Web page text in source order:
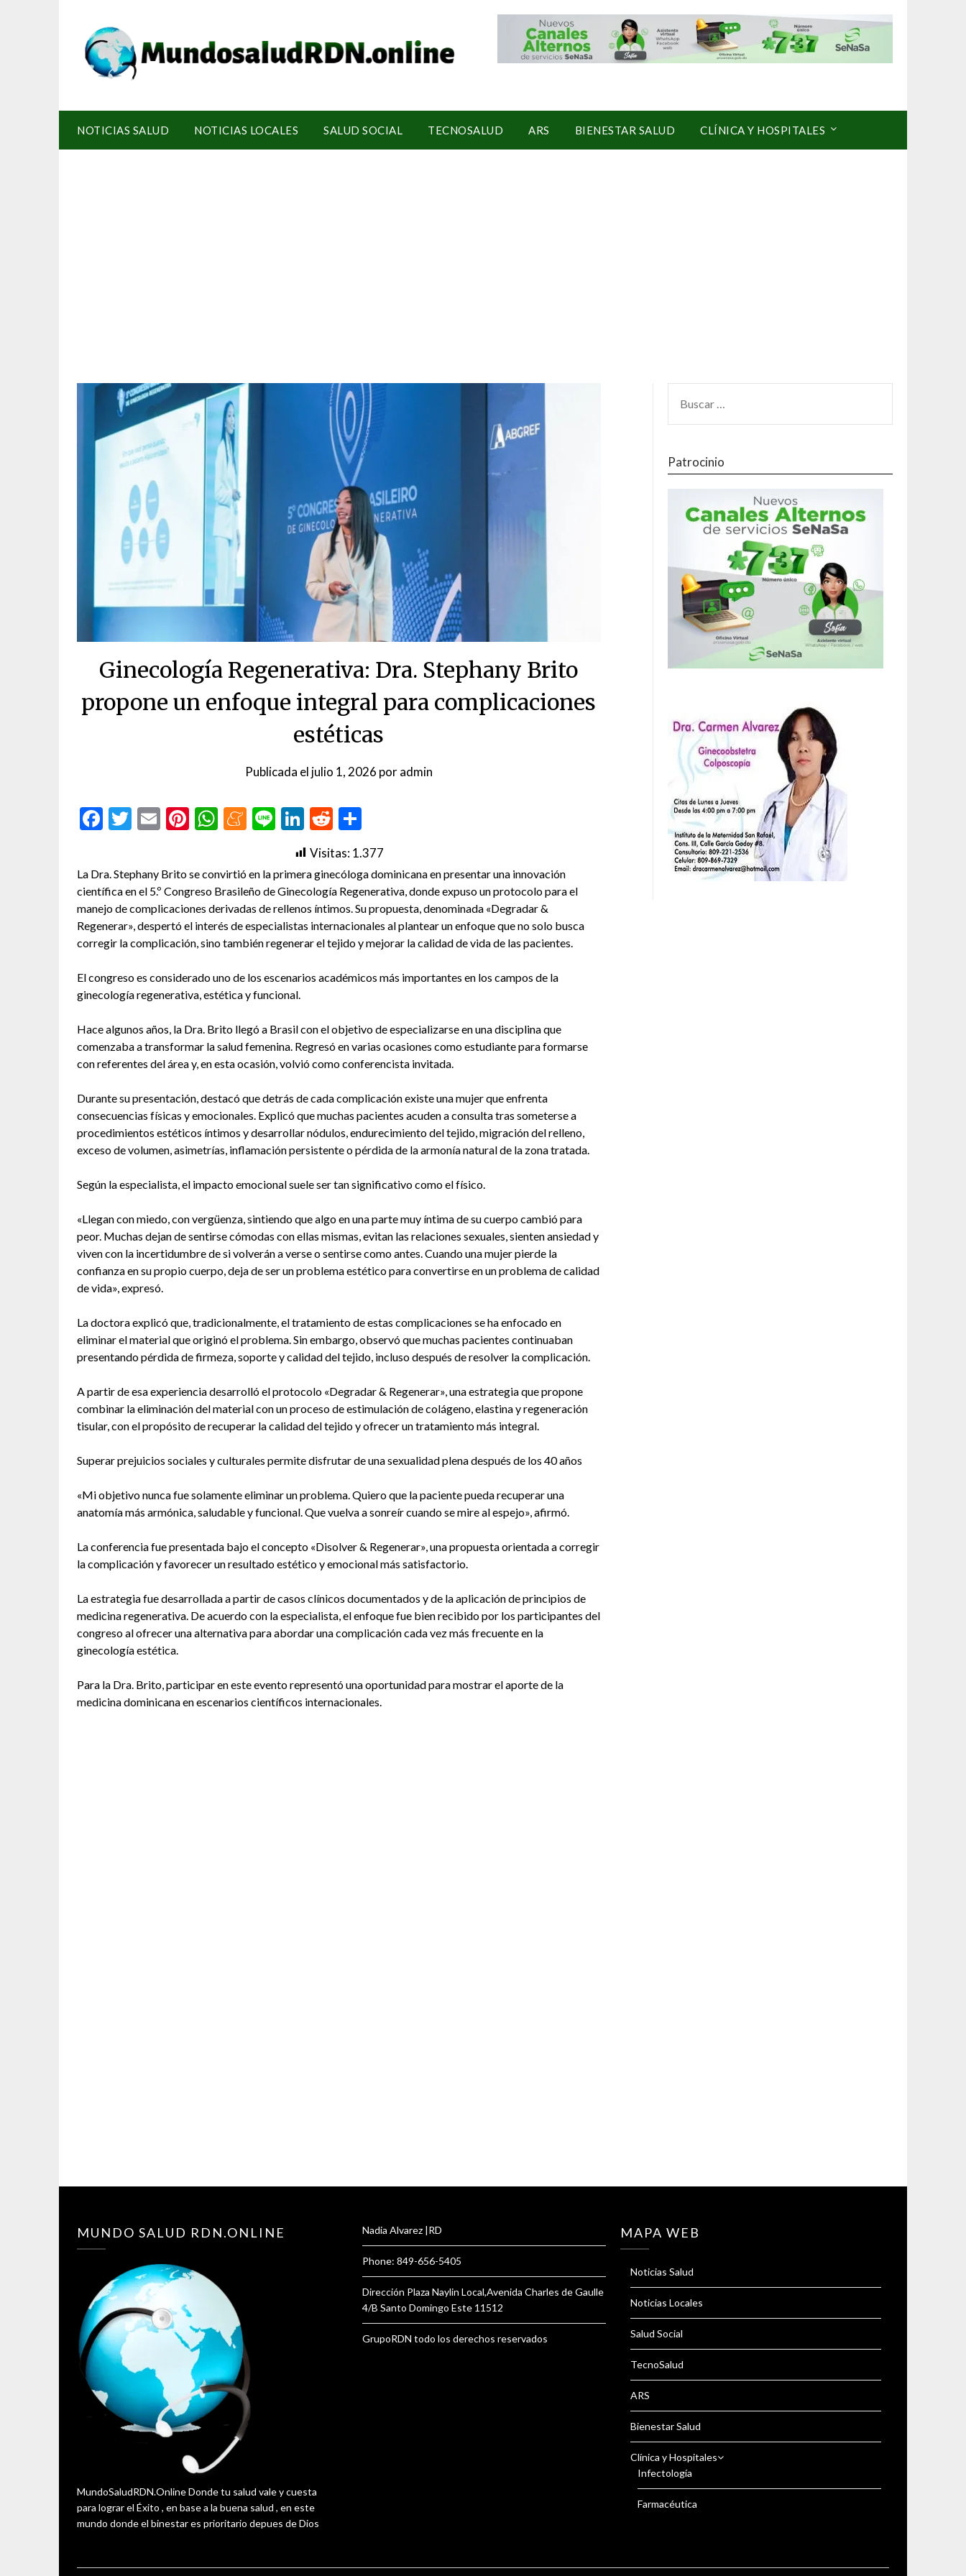
NOTICIAS SALUD NOTICIAS LOCALES SALUD SOCIAL TECNOSALUD ARS BIENESTAR SALUD CLÍNICA Y HOSPITALES
Ginecología Regenerativa: Dra. Stephany Brito
propone un enfoque integral para complicaciones
estéticas
Publicada el julio 1, 2026 poradmin
Facebook
Twitter
EmailPinterest
WhatsApp
Meneame
LineLinkedIn
Reddit
Visitas:1.377
La Dra. Stephany Brito se convirtió en la primera ginecóloga dominicana en presentar una innovación
científica en el 5.º Congreso Brasileño de Ginecología Regenerativa, donde expuso un protocolo para el
manejo de complicaciones derivadas de rellenos íntimos. Su propuesta, denominada «Degradar &
Regenerar», despertó el interés de especialistas internacionales al plantear un enfoque que no solo busca
corregir la complicación, sino también regenerar el tejido y mejorar la calidad de vida de las pacientes.
El congreso es considerado uno de los escenarios académicos más importantes en los campos de la
ginecología regenerativa, estética y funcional.
Hace algunos años, la Dra. Brito llegó a Brasil con el objetivo de especializarse en una disciplina que
comenzaba a transformar la salud femenina. Regresó en varias ocasiones como estudiante para formarse
con referentes del área y, en esta ocasión, volvió como conferencista invitada.
Durante su presentación, destacó que detrás de cada complicación existe una mujer que enfrenta
consecuencias físicas y emocionales. Explicó que muchas pacientes acuden a consulta tras someterse a
procedimientos estéticos íntimos y desarrollar nódulos, endurecimiento del tejido, migración del relleno,
exceso de volumen, asimetrías, inflamación persistente o pérdida de la armonía natural de la zona tratada.
Según la especialista, el impacto emocional suele ser tan significativo como el físico.
«Llegan con miedo, con vergüenza, sintiendo que algo en una parte muy íntima de su cuerpo cambió para
peor. Muchas dejan de sentirse cómodas con ellas mismas, evitan las relaciones sexuales, sienten ansiedad y
viven con la incertidumbre de si volverán a verse o sentirse como antes. Cuando una mujer pierde la
confianza en su propio cuerpo, deja de ser un problema estético para convertirse en un problema de calidad
de vida», expresó.
La doctora explicó que, tradicionalmente, el tratamiento de estas complicaciones se ha enfocado en
eliminar el material que originó el problema. Sin embargo, observó que muchas pacientes continuaban
presentando pérdida de firmeza, soporte y calidad del tejido, incluso después de resolver la complicación.
A partir de esa experiencia desarrolló el protocolo «Degradar & Regenerar», una estrategia que propone
combinar la eliminación del material con un proceso de estimulación de colágeno, elastina y regeneración
tisular, con el propósito de recuperar la calidad del tejido y ofrecer un tratamiento más integral.
Superar prejuicios sociales y culturales permite disfrutar de una sexualidad plena después de los 40 años
«Mi objetivo nunca fue solamente eliminar un problema. Quiero que la paciente pueda recuperar una
anatomía más armónica, saludable y funcional. Que vuelva a sonreír cuando se mire al espejo», afirmó.
La conferencia fue presentada bajo el concepto «Disolver & Regenerar», una propuesta orientada a corregir
la complicación y favorecer un resultado estético y emocional más satisfactorio.
La estrategia fue desarrollada a partir de casos clínicos documentados y de la aplicación de principios de
medicina regenerativa. De acuerdo con la especialista, el enfoque fue bien recibido por los participantes del
congreso al ofrecer una alternativa para abordar una complicación cada vez más frecuente en la
ginecología estética.
Para la Dra. Brito, participar en este evento representó una oportunidad para mostrar el aporte de la
medicina dominicana en escenarios científicos internacionales.
Patrocinio
MUNDO SALUD RDN.ONLINE
MundoSaludRDN.Online Donde tu salud vale y cuesta
para lograr el Éxito , en base a la buena salud , en este
mundo donde el binestar es prioritario depues de Dios
Nadia Alvarez |RD
Phone: 849-656-5405
Dirección Plaza Naylin Local,Avenida Charles de Gaulle
4/B Santo Domingo Este 11512
GrupoRDN todo los derechos reservados
MAPA WEB
Noticias Salud
Noticias Locales
Salud Social
TecnoSalud
ARS
Bienestar Salud
Clínica y Hospitales
Infectología
Farmacéutica